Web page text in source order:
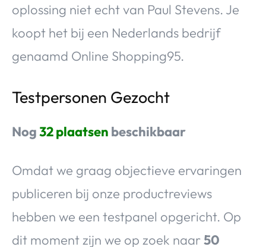
oplossing niet echt van Paul Stevens. Je
koopt het bij een Nederlands bedrijf
genaamd Online Shopping95.
Testpersonen Gezocht
Nog32 plaatsen beschikbaar
Omdat we graag objectieve ervaringen
publiceren bij onze productreviews
hebben we een testpanel opgericht. Op
dit moment zijn we op zoek naar50